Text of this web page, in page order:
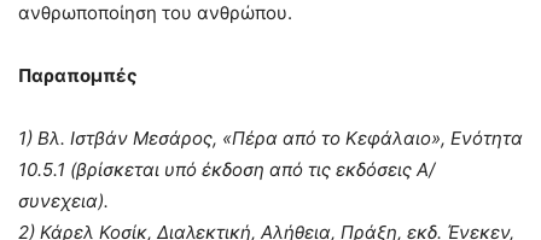
ανθρωποποίηση του ανθρώπου.
Παραπομπές
1) Βλ. Ιστβάν Μεσάρος, «Πέρα από το Κεφάλαιο», Ενότητα
10.5.1 (βρίσκεται υπό έκδοση από τις εκδόσεις Α/
συνεχεια).
2) Κάρελ Κοσίκ, Διαλεκτική, Αλήθεια, Πράξη, εκδ. Ένεκεν,